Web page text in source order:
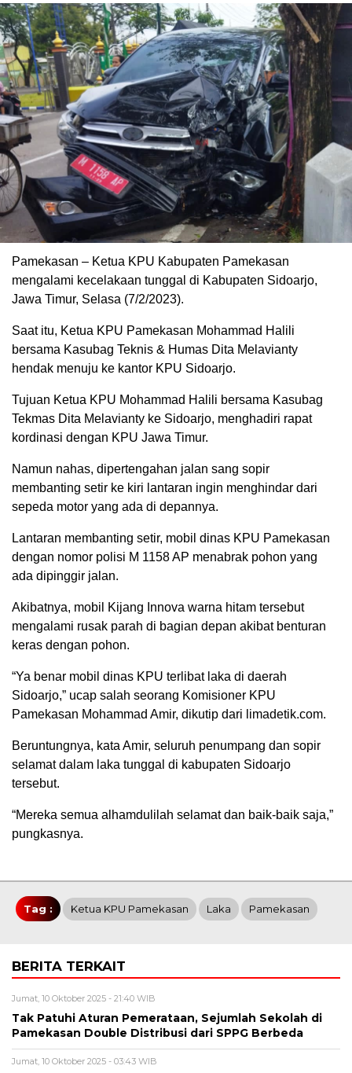
Pamekasan – Ketua KPU Kabupaten Pamekasan
mengalami kecelakaan tunggal di Kabupaten Sidoarjo,
Jawa Timur, Selasa (7/2/2023).
Saat itu, Ketua KPU Pamekasan Mohammad Halili
bersama Kasubag Teknis & Humas Dita Melavianty
hendak menuju ke kantor KPU Sidoarjo.
Tujuan Ketua KPU Mohammad Halili bersama Kasubag
Tekmas Dita Melavianty ke Sidoarjo, menghadiri rapat
kordinasi dengan KPU Jawa Timur.
Namun nahas, dipertengahan jalan sang sopir
membanting setir ke kiri lantaran ingin menghindar dari
sepeda motor yang ada di depannya.
Lantaran membanting setir, mobil dinas KPU Pamekasan
dengan nomor polisi M 1158 AP menabrak pohon yang
ada dipinggir jalan.
Akibatnya, mobil Kijang Innova warna hitam tersebut
mengalami rusak parah di bagian depan akibat benturan
keras dengan pohon.
“Ya benar mobil dinas KPU terlibat laka di daerah
Sidoarjo,” ucap salah seorang Komisioner KPU
Pamekasan Mohammad Amir, dikutip dari limadetik.com.
Beruntungnya, kata Amir, seluruh penumpang dan sopir
selamat dalam laka tunggal di kabupaten Sidoarjo
tersebut.
“Mereka semua alhamdulilah selamat dan baik-baik saja,”
pungkasnya.
Tag : Ketua KPU Pamekasan Laka Pamekasan
BERITA TERKAIT
Jumat, 10 Oktober 2025 - 21:40 WIB
Tak Patuhi Aturan Pemerataan, Sejumlah Sekolah di
Pamekasan Double Distribusi dari SPPG Berbeda
Jumat, 10 Oktober 2025 - 03:43 WIB